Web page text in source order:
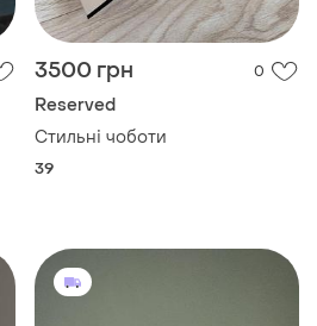
3500 грн 0
Reserved
Стильні чоботи
39